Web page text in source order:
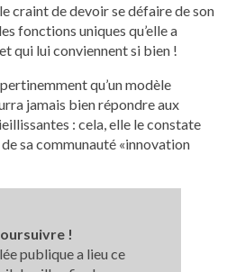
craint de devoir se défaire de son
fonctions uniques qu’elle a
qui lui conviennent si bien !
qu’un modèle
jamais bien répondre aux
: cela, elle le constate
sa communauté «innovation
!
publique a lieu ce